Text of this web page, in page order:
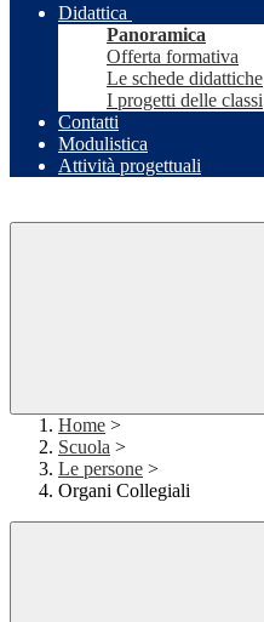
Didattica
Panoramica
Offerta formativa
Le schede didattiche
I progetti delle classi
Contatti
Modulistica
Attività progettuali
Home >
Scuola >
Le persone >
Organi Collegiali